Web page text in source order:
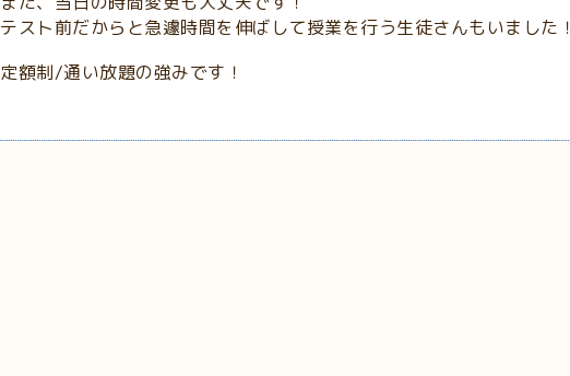
テスト前だからと急遽時間を伸ばして授業を行う生徒さんもいました！
定額制/通い放題の強みです！